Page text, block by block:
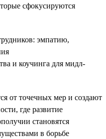
сфокусируются
эмпатию,
и коучинга для мидл-
от точечных мер и создают
где развитие
становятся
в борьбе